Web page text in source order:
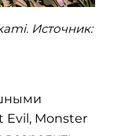
Источник:
Evil, Monster